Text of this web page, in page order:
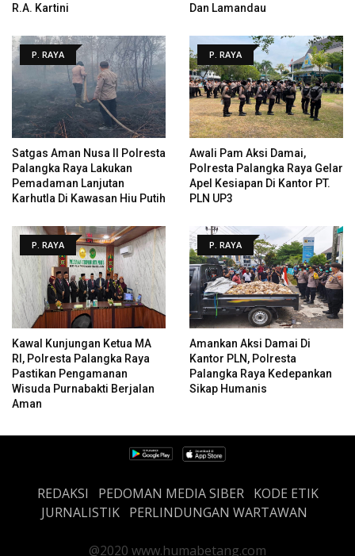
R.A. Kartini
Dan Lamandau
P. RAYA
Satgas Aman Nusa II Polresta
Palangka Raya Lakukan
Pemadaman Lanjutan
Karhutla Di Kawasan Hiu Putih
P. RAYA
Awali Pam Aksi Damai,
Polresta Palangka Raya Gelar
Apel Kesiapan Di Kantor PT.
PLN UP3
P. RAYA
Kawal Kunjungan Ketua MA
RI, Polresta Palangka Raya
Pastikan Pengamanan
Wisuda Purnabakti Berjalan
Aman
P. RAYA
Amankan Aksi Damai Di
Kantor PLN, Polresta
Palangka Raya Kedepankan
Sikap Humanis
REDAKSI PEDOMAN MEDIA SIBER
KODE ETIK
JURNALISTIK PERLINDUNGAN WARTAWAN
@2020 www.humabetang.com